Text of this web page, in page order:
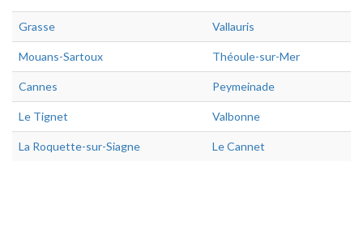
Grasse Vallauris
Mouans-Sartoux Théoule-sur-Mer
Cannes Peymeinade
Le Tignet Valbonne
La Roquette-sur-Siagne Le Cannet